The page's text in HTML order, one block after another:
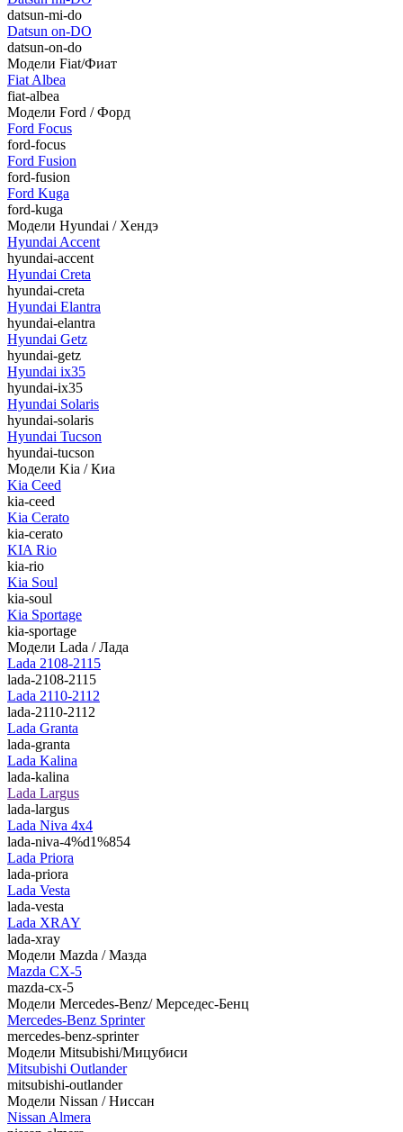
datsun-mi-do
Datsun on-DO
datsun-on-do
Модели Fiat/Фиат
Fiat Albea
fiat-albea
Модели Ford / Форд
Ford Focus
ford-focus
Ford Fusion
ford-fusion
Ford Kuga
ford-kuga
Модели Hyundai / Хендэ
Hyundai Accent
hyundai-accent
Hyundai Creta
hyundai-creta
Hyundai Elantra
hyundai-elantra
Hyundai Getz
hyundai-getz
Hyundai ix35
hyundai-ix35
Hyundai Solaris
hyundai-solaris
Hyundai Tucson
hyundai-tucson
Модели Kia / Киа
Kia Ceed
kia-ceed
Kia Cerato
kia-cerato
KIA Rio
kia-rio
Kia Soul
kia-soul
Kia Sportage
kia-sportage
Модели Lada / Лада
Lada 2108-2115
lada-2108-2115
Lada 2110-2112
lada-2110-2112
Lada Granta
lada-granta
Lada Kalina
lada-kalina
Lada Largus
lada-largus
Lada Niva 4х4
lada-niva-4%d1%854
Lada Priora
lada-priora
Lada Vesta
lada-vesta
Lada XRAY
lada-xray
Модели Mazda / Мазда
Mazda CX-5
mazda-cx-5
Модели Mercedes-Benz/ Мерседес-Бенц
Mercedes-Benz Sprinter
mercedes-benz-sprinter
Модели Mitsubishi/Мицубиси
Mitsubishi Outlander
mitsubishi-outlander
Модели Nissan / Ниссан
Nissan Almera